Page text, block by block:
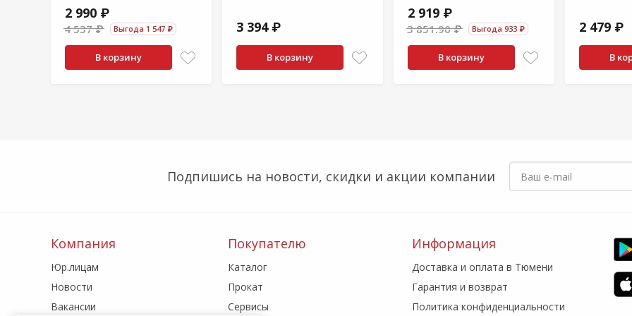
2 990 ₽
4 537 ₽ Выгода 1 547 ₽
В корзину
3 394 ₽
В корзину
2 919 ₽
3 851.90 ₽ Выгода 933 ₽
В корзину
2 479 ₽
В
Подпишись на новости, скидки и акции компании
Компания
Юр.лицам
Новости
Вакансии
Покупателю
Каталог
Прокат
Сервисы
Информация
Доставка и оплата в Тюмени
Гарантия и возврат
Политика конфиденциальности